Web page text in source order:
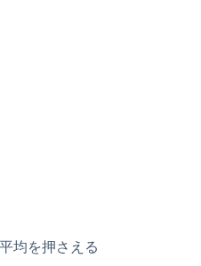
均を押さえる